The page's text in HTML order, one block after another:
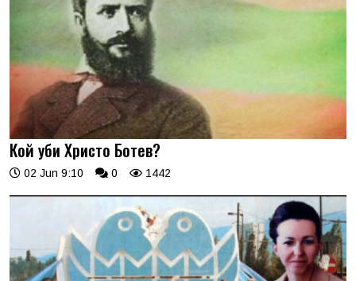
Кой уби Христо Ботев?
02 Jun 9:10 0 1442